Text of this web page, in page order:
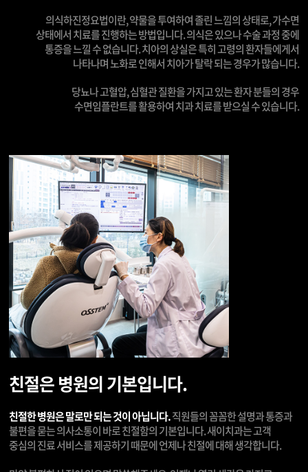
의식하진정요법이란, 약물을 투여하여 졸린 느낌의 상태로, 가수면
상태에서 치료를 진행하는 방법입니다. 의식은 있으나 수술 과정 중에
통증을 느낄 수 없습니다. 치아의 상실은 특히 고령의 환자들에게서
나타나며 노화로 인해서 치아가 탈락 되는 경우가 많습니다.
당뇨나 고혈압, 심혈관 질환을 가지고 있는 환자 분들의 경우
수면임플란트를 활용하여 치과 치료를 받으실 수 있습니다.
친절은 병원의 기본입니다.
친절한 병원은 말로만 되는 것이 아닙니다.직원들의 꼼꼼한 설명과 통증과
불편을 묻는 의사소통이 바로 친절함의 기본입니다. 새이치과는 고객
중심의 진료 서비스를 제공하기 때문에 언제나 친절에 대해 생각합니다.